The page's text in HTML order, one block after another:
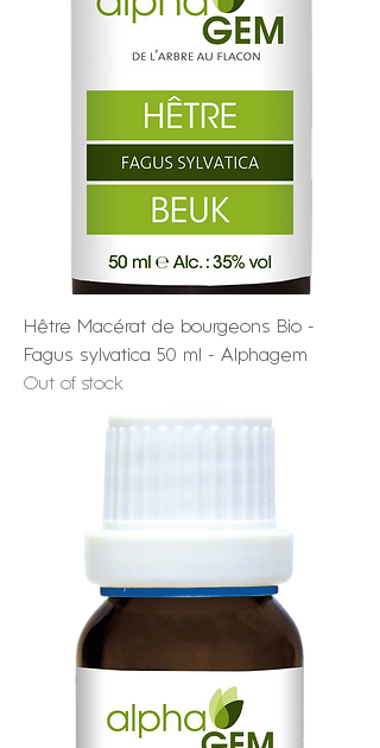
Hêtre Macérat de bourgeons Bio -
Fagus sylvatica 50 ml - Alphagem
Out of stock